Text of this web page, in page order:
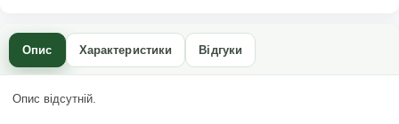
Опис Характеристики Відгуки
Опис відсутній.